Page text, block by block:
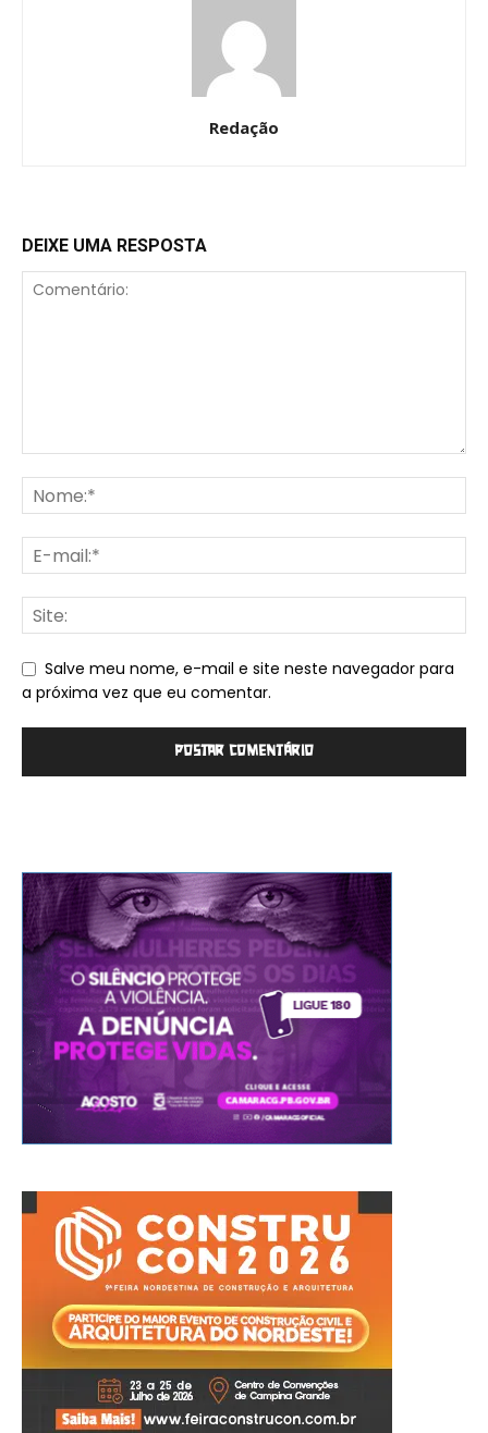
Redação
DEIXE UMA RESPOSTA
Salve meu nome, e-mail e site neste navegador para
a próxima vez que eu comentar.